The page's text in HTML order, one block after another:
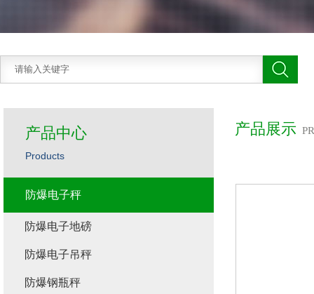
产品展示
产品中心
Products
防爆电子秤
防爆电子地磅
防爆电子吊秤
防爆钢瓶秤